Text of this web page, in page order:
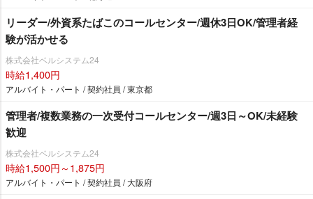
リーダー/外資系たばこのコールセンター/週休3日OK/管理者経
験が活かせる
株式会社ベルシステム24
時給1,400円
アルバイト・パート / 契約社員 / 東京都
管理者/複数業務の一次受付コールセンター/週3日～OK/未経験
歓迎
株式会社ベルシステム24
時給1,500円～1,875円
アルバイト・パート / 契約社員 / 大阪府